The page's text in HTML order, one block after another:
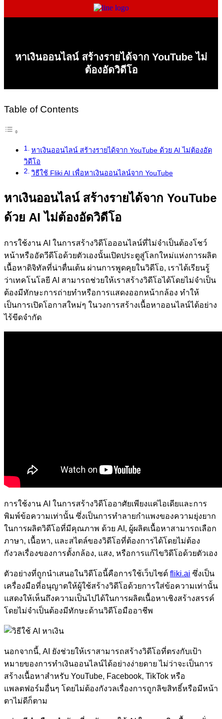
หาเงินออนไลน์ สร้างรายได้จาก YouTube ไม่
ต้องอัดวิดีโอ
Table of Contents
หาเงินออนไลน์ สร้างรายได้จาก YouTube ด้วย AI ไม่ต้องอัด
วิดีโอ
วิธีใช้ Fliki AI เพื่อหาเงินออนไลน์จาก YouTube
หาเงินออนไลน์ สร้างรายได้จาก YouTube
ด้วย AI ไม่ต้องอัดวิดีโอ
การใช้งาน AI ในการสร้างวิดีโอออนไลน์ที่ไม่จำเป็นต้องโชว์
หน้าหรืออัดวีดีโอด้วยตัวเองนั้นเปิดประตูสู่โลกใหม่แห่งการผลิต
เนื้อหาดิจิทัลที่น่าตื่นเต้น ผ่านการพูดคุยในวิดีโอ, เราได้เรียนรู้
ว่าเทคโนโลยี AI สามารถช่วยให้เราสร้างวิดีโอได้โดยไม่จำเป็น
ต้องมีทักษะการถ่ายทำหรือการแสดงออกหน้ากล้อง ทำให้
เป็นการเปิดโอกาสใหม่ๆ ในวงการสร้างเนื้อหาออนไลน์ได้อย่าง
ไร้ขีดจำกัด
การใช้งาน AI ในการสร้างวิดีโออาศัยเพียงแค่ไอเดียและการ
พิมพ์ข้อความเท่านั้น ซึ่งเป็นการทำลายกำแพงของความยุ่งยาก
ในการผลิตวิดีโอที่มีคุณภาพ ด้วย AI, ผู้ผลิตเนื้อหาสามารถเลือก
ภาษา, เนื้อหา, และสไตล์ของวิดีโอที่ต้องการได้โดยไม่ต้อง
กังวลเรื่องของการตั้งกล้อง, แสง, หรือการแก้ไขวิดีโอด้วยตัวเอง
ตัวอย่างที่ถูกนำเสนอในวิดีโอนี้คือการใช้เว็บไซต์ fliki.ai ซึ่งเป็น
เครื่องมือที่อนุญาตให้ผู้ใช้สร้างวิดีโอด้วยการใส่ข้อความเท่านั้น
แสดงให้เห็นถึงความเป็นไปได้ในการผลิตเนื้อหาเชิงสร้างสรรค์
โดยไม่จำเป็นต้องมีทักษะด้านวิดีโอมืออาชีพ
นอกจากนี้, AI ยังช่วยให้เราสามารถสร้างวิดีโอที่ตรงกับเป้า
หมายของการทำเงินออนไลน์ได้อย่างง่ายดาย ไม่ว่าจะเป็นการ
สร้างเนื้อหาสำหรับ YouTube, Facebook, TikTok หรือ
แพลตฟอร์มอื่นๆ โดยไม่ต้องกังวลเรื่องการถูกลิขสิทธิ์หรือมีหน้า
ตาไม่ดีก็ตาม